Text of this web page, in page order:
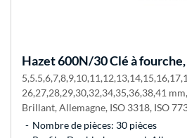
Hazet600N/30 Clé à
26,27,28,29,30,32,34,35,36,38,41
Brillant, Allemagne, ISO 3318, ISO
Nombre de pièces: 30 pièces